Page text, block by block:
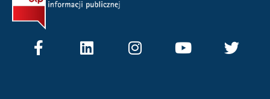
F
a
L
i
I
n o w